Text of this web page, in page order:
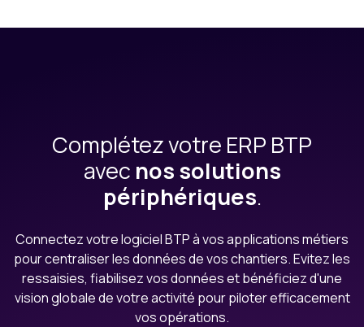
Complétez votre ERP BTP
avec nos solutions
périphériques.
Connectez votre logiciel BTP à vos applications métiers
pour centraliser les données de vos chantiers. Evitez les
ressaisies, fiabilisez vos données et bénéficiez d'une
vision globale de votre activité pour piloter efficacement
vos opérations.